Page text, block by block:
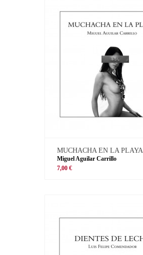
MUCHACHA EN LA PLAYA
Miguel Aguilar Carrillo
7,00 €